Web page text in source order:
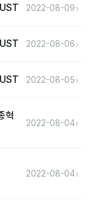
2022-08-09›
2022-08-06›
2022-08-05›
혁
2022-08-04›
2022-08-04›